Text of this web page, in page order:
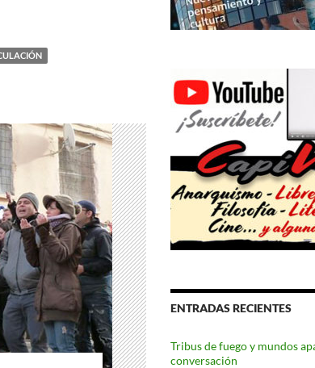
ENTRADAS RECIENTES
Tribus de fuego y mundos
conversación